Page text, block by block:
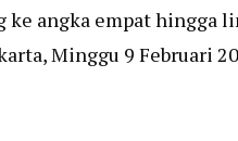
ke angka empat hingga
Minggu 9 Februari